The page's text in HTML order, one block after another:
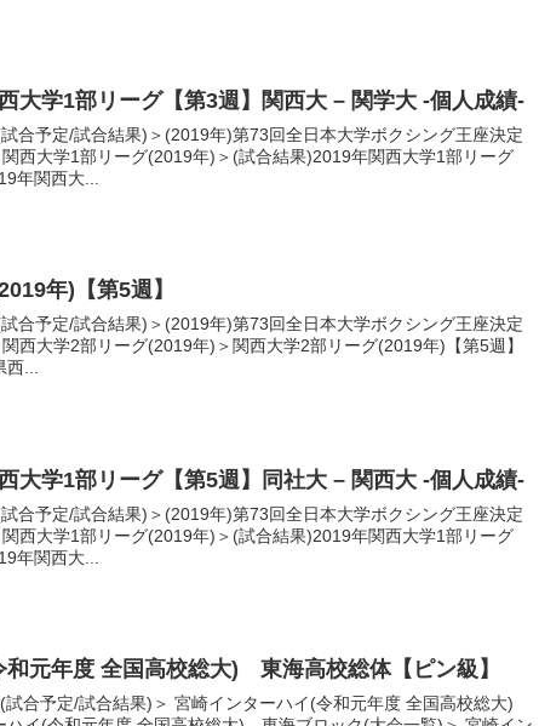
大学1部リーグ【第3週】関西大 – 関学大 -個人成績-
合予定/試合結果)＞(2019年)第73回全日本大学ボクシング王座決定
西大学1部リーグ(2019年)＞(試合結果)2019年関西大学1部リーグ
年関西大...
年)【第5週】
合予定/試合結果)＞(2019年)第73回全日本大学ボクシング王座決定
西大学2部リーグ(2019年)＞関西大学2部リーグ(2019年)【第5週】
...
大学1部リーグ【第5週】同社大 – 関西大 -個人成績-
合予定/試合結果)＞(2019年)第73回全日本大学ボクシング王座決定
西大学1部リーグ(2019年)＞(試合結果)2019年関西大学1部リーグ
年関西大...
和元年度 全国高校総大) 東海高校総体【ピン級】
試合予定/試合結果)＞ 宮崎インターハイ(令和元年度 全国高校総大)